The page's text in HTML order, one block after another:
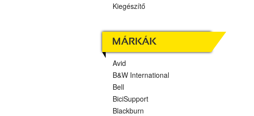
Kiegészítő
MÁRKÁK
Avid
B&W International
Bell
BiciSupport
Blackburn